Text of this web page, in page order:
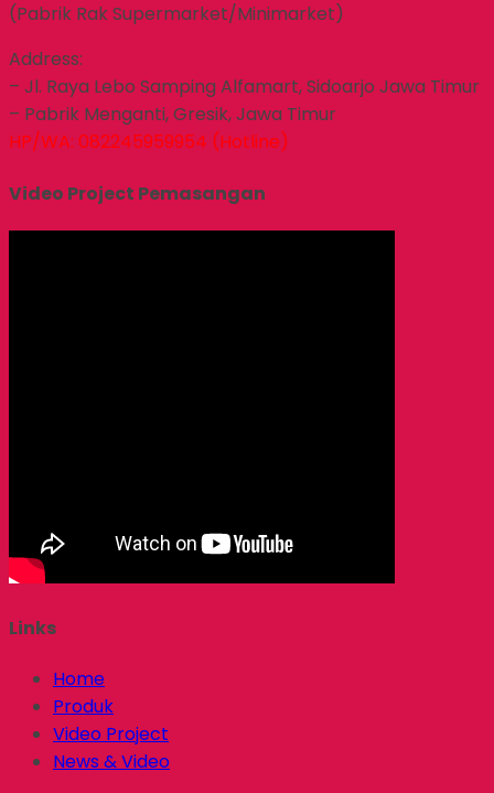
(Pabrik Rak Supermarket/Minimarket)
Address:
– Jl. Raya Lebo Samping Alfamart, Sidoarjo Jawa Timur
– Pabrik Menganti, Gresik, Jawa Timur
HP/WA: 082245959954 (Hotline)
Video Project Pemasangan
Links
Home
Produk
Video Project
News & Video